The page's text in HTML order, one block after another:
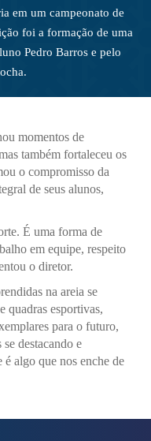
em um campeonato de
foi a formação de uma
Pedro Barros e pelo
momentos de
também fortaleceu os
o compromisso da
de seus alunos,
É uma forma de
em equipe, respeito
o diretor.
na areia se
quadras esportivas,
para o futuro,
destacando e
algo que nos enche de